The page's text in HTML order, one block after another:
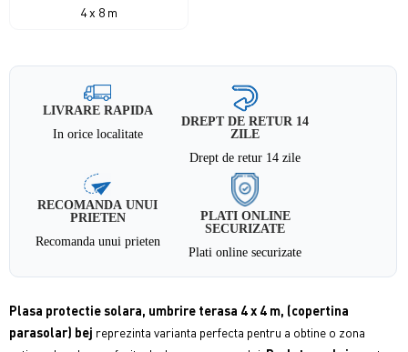
4 x 8 m
LIVRARE RAPIDA
In orice localitate
DREPT DE RETUR 14
ZILE
Drept de retur 14 zile
RECOMANDA UNUI
PRIETEN
Recomanda unui prieten
PLATI ONLINE
SECURIZATE
Plati online securizate
Plasa protectie solara, umbrire terasa 4 x 4 m, (copertina
parasolar) bej reprezinta varianta perfecta pentru a obtine o zona